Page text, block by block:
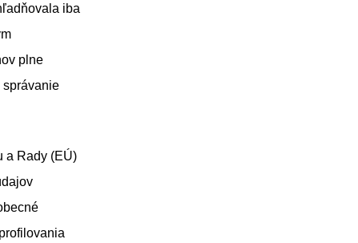
iba
plne
správanie
a Rady (EÚ)